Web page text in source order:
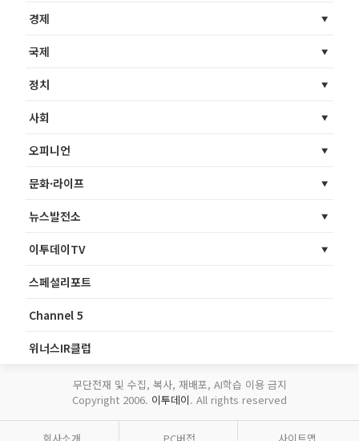
경제
국제
정치
사회
오피니언
문화·라이프
뉴스발전소
이투데이TV
스페셜리포트
Channel 5
위너스IR클럽
무단전재 및 수집, 복사, 재배포, AI학습 이용 금지
Copyright 2006. 이투데이. All rights reserved